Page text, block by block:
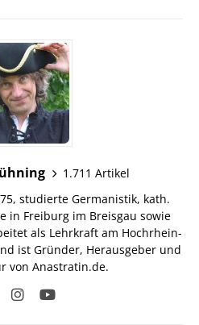
1.711 Artikel
studierte Germanistik, kath.
in Freiburg im Breisgau sowie
als Lehrkraft am Hochrhein-
ist Gründer, Herausgeber und
von Anastratin.de.